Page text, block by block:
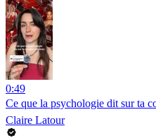
0:49
Ce que la psychologie dit sur ta
Claire Latour